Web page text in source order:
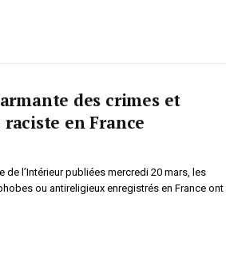
des crimes et
en France
l’Intérieur publiées mercredi 20 mars, les
ou antireligieux enregistrés en France ont